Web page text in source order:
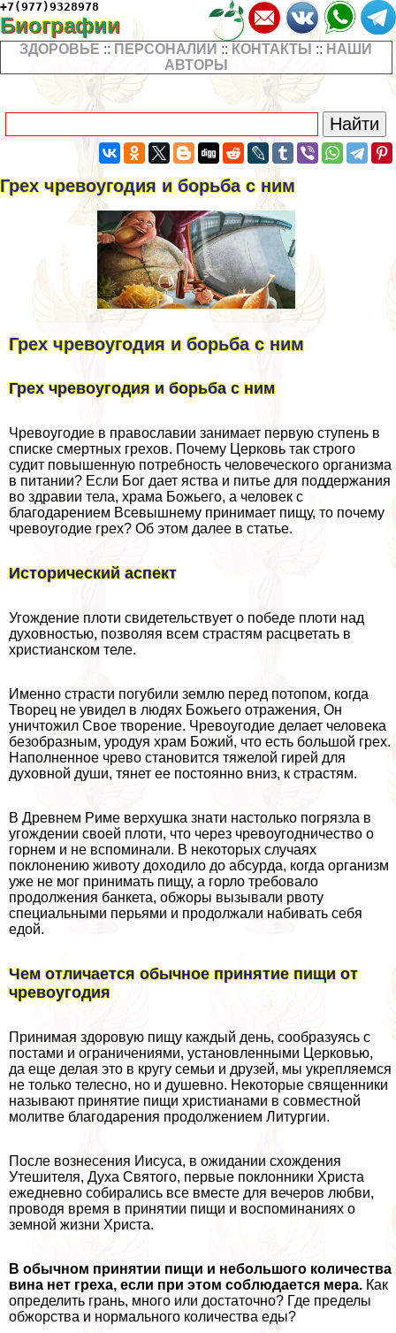
+7(977)9328978
Биографии
ЗДОРОВЬЕ :: ПЕРСОНАЛИИ :: КОНТАКТЫ :: НАШИ
АВТОРЫ
Грех чревоугодия и борьба с ним
Грех чревоугодия и борьба с ним
Грех чревоугодия и борьба с ним
Чревоугодие в православии занимает первую ступень в
списке cмepтных грехов. Почему Церковь так строго
судит повышенную потребность человеческого организма
в питании? Если Бог дает яства и питье для поддержания
во здравии тела, храма Божьего, а человек с
благодарением Всевышнему принимает пищу, то почему
чревоугодие грех? Об этом далее в статье.
Исторический аспект
Угождение плоти свидетельствует о победе плоти над
духовностью, позволяя всем страстям расцветать в
христианском теле.
Именно страсти погубили землю перед потопом, когда
Творец не увидел в людях Божьего отражения, Он
уничтожил Свое творение. Чревоугодие делает человека
безобразным, уpoдуя храм Божий, что есть большой грех.
Наполненное чрево становится тяжелой гирей для
духовной души, тянет ее постоянно вниз, к страстям.
В Древнем Риме верхушка знати настолько погрязла в
угождении своей плоти, что через чревоугодничество о
горнем и не вспоминали. В некоторых случаях
поклонению животу доходило до абсурда, когда организм
уже не мог принимать пищу, а горло требовало
продолжения банкета, обжоры вызывали рвоту
специальными перьями и продолжали набивать себя
едой.
Чем отличается обычное принятие пищи от
чревоугодия
Принимая здоровую пищу каждый день, сообразуясь с
постами и ограничениями, установленными Церковью,
да еще делая это в кругу семьи и друзей, мы укрепляемся
не только телесно, но и душевно. Некоторые священники
называют принятие пищи христианами в совместной
молитве благодарения продолжением Литургии.
После вознесения Иисуса, в ожидании схождения
Утешителя, Духа Святого, первые поклонники Христа
ежедневно собирались все вместе для вечеров любви,
проводя время в принятии пищи и воспоминаниях о
земной жизни Христа.
В обычном принятии пищи и небольшого количества
вина нет греха, если при этом соблюдается мера. Как
определить грань, много или достаточно? Где пределы
обжорства и нормального количества еды?